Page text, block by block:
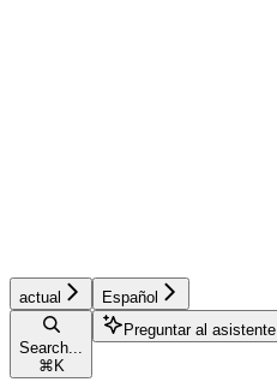
actual Español
Search...
⌘ K
Preguntar al asistente